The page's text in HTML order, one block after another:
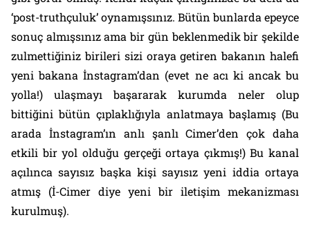
‘post-truthçuluk’ oynamışsınız. Bütün bunlarda epeyce
sonuç almışsınız ama bir gün beklenmedik bir şekilde
zulmettiğiniz birileri sizi oraya getiren bakanın halefi
yeni bakana İnstagram’dan (evet ne acı ki ancak bu
yolla!) ulaşmayı başararak kurumda neler olup
bittiğini bütün çıplaklığıyla anlatmaya başlamış (Bu
arada İnstagram’ın anlı şanlı Cimer’den çok daha
etkili bir yol olduğu gerçeği ortaya çıkmış!) Bu kanal
açılınca sayısız başka kişi sayısız yeni iddia ortaya
atmış (İ-Cimer diye yeni bir iletişim mekanizması
kurulmuş).